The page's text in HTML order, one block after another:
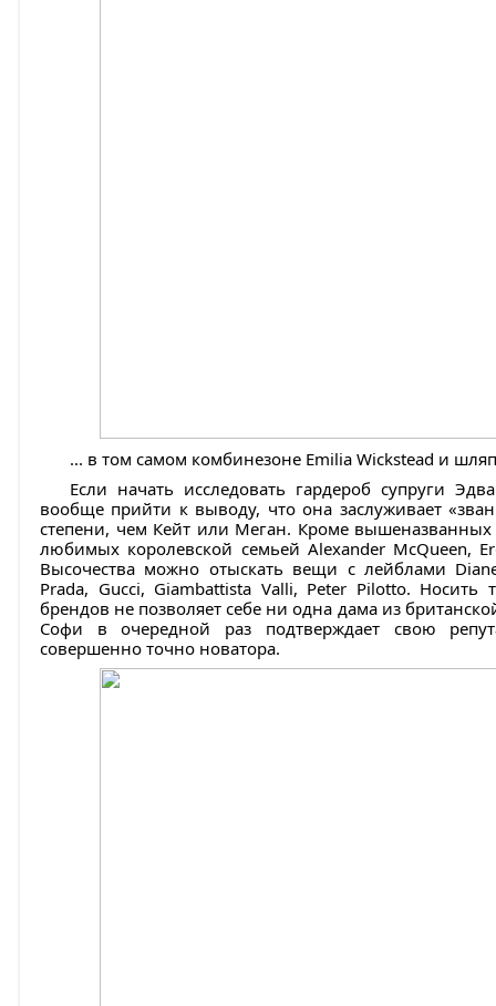
... в том самом комбинезоне Emilia Wickstead и
Если начать исследовать гардероб супруги
вообще прийти к выводу, что она заслуживает
степени, чем Кейт или Меган. Кроме
любимых королевской семьей Alexander McQueen,
Высочества можно отыскать вещи с лейблами
Prada, Gucci, Giambattista Valli, Peter Pilotto. Носить
брендов не позволяет себе ни одна дама из
Софи в очередной раз подтверждает свою
совершенно точно новатора.